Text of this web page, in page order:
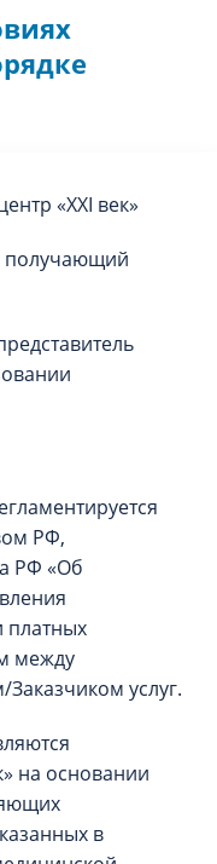
«XXI век»
получающий
РФ,
РФ «Об
платных
между
услуг.
на основании
в